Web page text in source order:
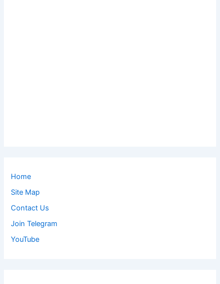
Home
Site Map
Contact Us
Join Telegram
YouTube